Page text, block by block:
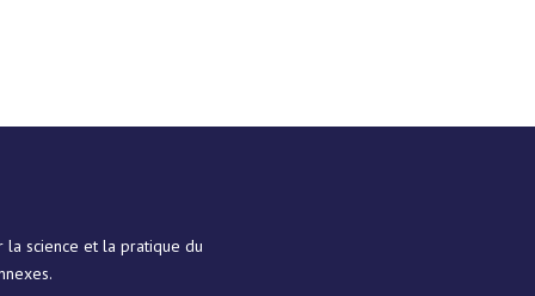
la science et la pratique du